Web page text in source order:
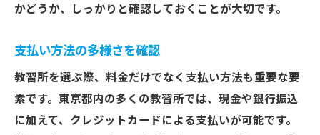
かどうか、しっかりと確認しておくことが大切です。
支払い方法の多様さを確認
教習所を選ぶ際、料金だけでなく支払い方法も重要な要
素です。東京都内の多くの教習所では、現金や銀行振込
に加えて、クレジットカードによる支払いが可能です。